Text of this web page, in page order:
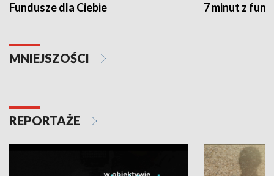
Fundusze dla Ciebie 7 minut z
MNIEJSZOŚCI
REPORTAŻE